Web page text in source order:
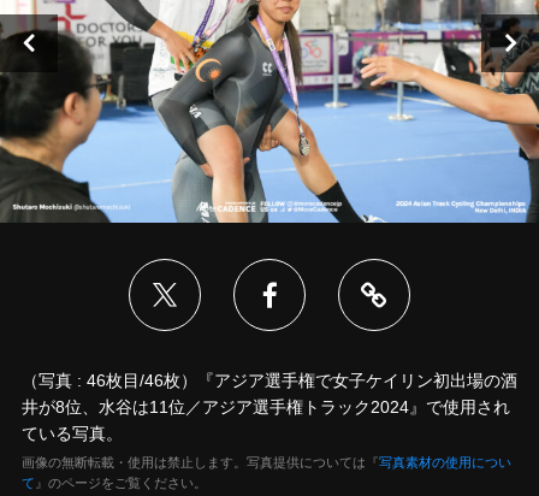
（写真 : 46枚目/46枚）『アジア選手権で女子ケイリン初出場の酒
井が8位、水谷は11位／アジア選手権トラック2024』で使用され
ている写真。
画像の無断転載・使用は禁止します。写真提供については『写真素材の使用につい
て 』のページをご覧ください。